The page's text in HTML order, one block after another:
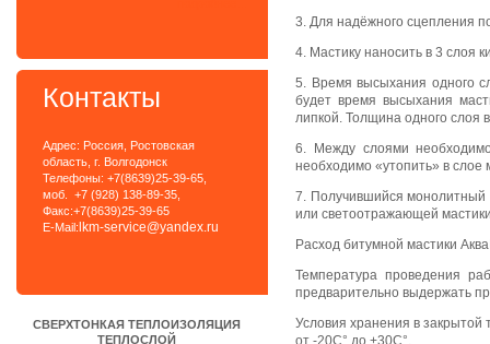
Контакты
Адрес: Россия, Ростовская
область, г. Волгодонск
Телефоны: +7(8639)25-39-65,
моб. +7 (928) 138-89-35,
Факс:+7(8639)25-39-65
E-Mail: lkm-service@yandex.ru
СВЕРХТОНКАЯ ТЕПЛОИЗОЛЯЦИЯ
ТЕПЛОСЛОЙ
3. Для надёжного сцепления
4. Мастику наносить в 3 слоя
5. Время высыхания одного
будет время высыхания
липкой. Толщина одного
6. Между слоями
необходимо «утопить» в слое
7. Получившийся монолитный
или светоотражающей
Расход битумной мастики
Температура проведения
предварительно выдержать
Условия хранения в
от -20С° до +30С°.